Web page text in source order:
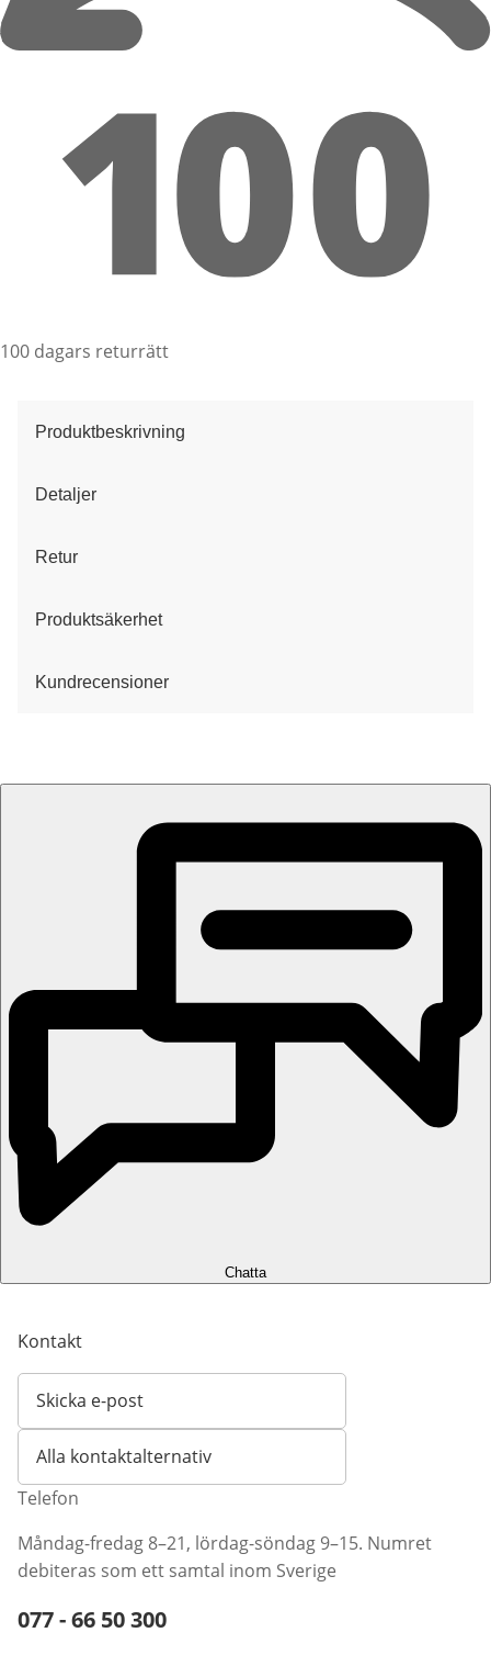
100 dagars returrätt
Produktbeskrivning
Detaljer
Retur
Produktsäkerhet
Kundrecensioner
Chatta
Kontakt
Skicka e-post
Öppnar e-postklient
Alla kontaktalternativ
Telefon
Måndag-fredag 8–21, lördag-söndag 9–15. Numret
debiteras som ett samtal inom Sverige
Telefonnummer:
077 - 66 50 300